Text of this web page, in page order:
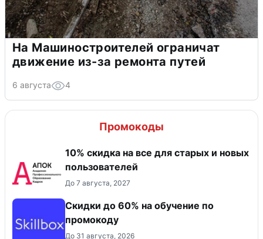
На Машиностроителей ограничат
движение из-за ремонта путей
6 августа 4
Промокоды
10% скидка на все для старых и новых
пользователей
До 7 августа, 2027
Скидки до 60% на обучение по
промокоду
До 31 августа, 2026